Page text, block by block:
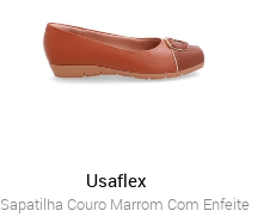
Usaflex
Sapatilha Couro Marrom Com Enfeite